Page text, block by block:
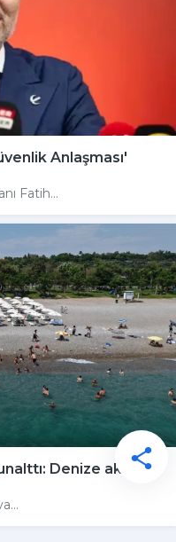
Anlaşması'
Fatih...
Denize akın